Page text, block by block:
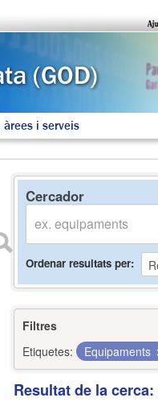
àrees i serveis
Cercador
Ordenar resultats per
Filtres
Etiquetes:
Equipaments
Resultat de la